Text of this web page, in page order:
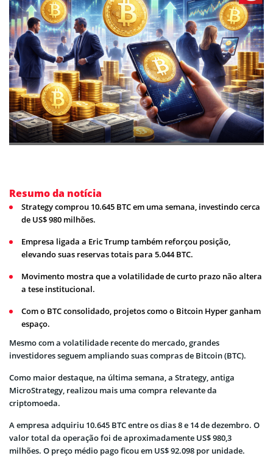
Resumo da notícia
Strategy comprou 10.645 BTC em uma semana, investindo cerca
de US$ 980 milhões.
Empresa ligada a Eric Trump também reforçou posição,
elevando suas reservas totais para 5.044 BTC.
Movimento mostra que a volatilidade de curto prazo não altera
a tese institucional.
Com o BTC consolidado, projetos como o Bitcoin Hyper ganham
espaço.
Mesmo com a volatilidade recente do mercado, grandes
investidores seguem ampliando suas compras de Bitcoin (BTC).
Como maior destaque, na última semana, a Strategy, antiga
MicroStrategy, realizou mais uma compra relevante da
criptomoeda.
A empresa adquiriu 10.645 BTC entre os dias 8 e 14 de dezembro. O
valor total da operação foi de aproximadamente US$ 980,3
milhões. O preço médio pago ficou em US$ 92.098 por unidade.